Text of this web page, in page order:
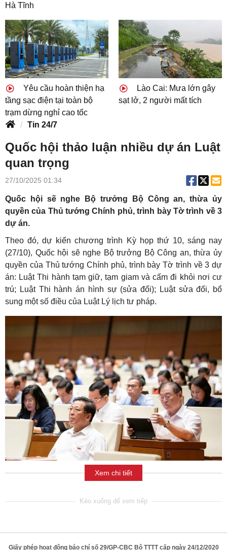
Hà Tĩnh
Yêu cầu hoàn thiện hạ
tầng sạc điện tại toàn bộ
trạm dừng nghỉ cao tốc
Lào Cai: Mưa lớn gây
sạt lở, 2 người mất tích
Tin 24/7
Quốc hội thảo luận nhiều dự án Luật
quan trọng
27/10/2025 01:34
Quốc hội sẽ nghe Bộ trưởng Bộ Công an, thừa ủy
quyền của Thủ tướng Chính phủ, trình bày Tờ trình về 3
dự án.
Theo đó, dự kiến chương trình Kỳ họp thứ 10, sáng nay
(27/10), Quốc hội sẽ nghe Bộ trưởng Bộ Công an, thừa ủy
quyền của Thủ tướng Chính phủ, trình bày Tờ trình về 3 dự
án: Luật Thi hành tạm giữ, tạm giam và cấm đi khỏi nơi cư
trú; Luật Thi hành án hình sự (sửa đổi); Luật sửa đổi, bổ
sung một số điều của Luật Lý lịch tư pháp.
Xem chi tiết
Giấy phép hoạt động báo chí số 29/GP-CBC Bộ TTTT cấp ngày 24/12/2020